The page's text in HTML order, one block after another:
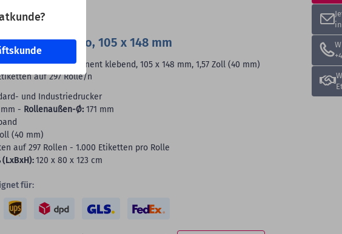
Thermo-Eco, 105 x 148 mm
Eco, weiß, permanent klebend, 105 x 148 mm, 1,57 Zoll (40 mm)
auf 297 Rolle/n
und Industriedrucker
- Rollenaußen-Ø:171 mm
(40 mm)
auf 297 Rollen - 1.000 Etiketten pro Rolle
(LxBxH):120 x 80 x 123 cm
für: